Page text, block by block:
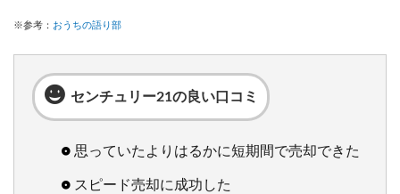
※参考： おうちの語り部
センチュリー21の良い口コミ
思っていたよりはるかに短期間で売却できた
スピード売却に成功した